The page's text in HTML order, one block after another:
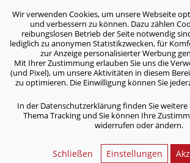
ASB Bonn/Rhein-Sieg/Eifel e.V.
bewegt Menschen
Home / Kontakt Formular
< Zurück
Wir verwenden Cookies, um unsere Webseite
und verbessern zu können. Dazu zählen
reibungslosen Betrieb der Seite notwendig
lediglich zu anonymen Statistikzwecken, für
zur Anzeige personalisierter Werbung
Mit Ihrer Zustimmung erlauben Sie uns die
(und Pixel), um unsere Aktivitäten in diesem
zu optimieren. Die Einwilligung können Sie
In der Datenschutzerklärung finden Sie
Thema Tracking und Sie können Ihre
widerrufen oder ändern.
Schließen Einstellungen